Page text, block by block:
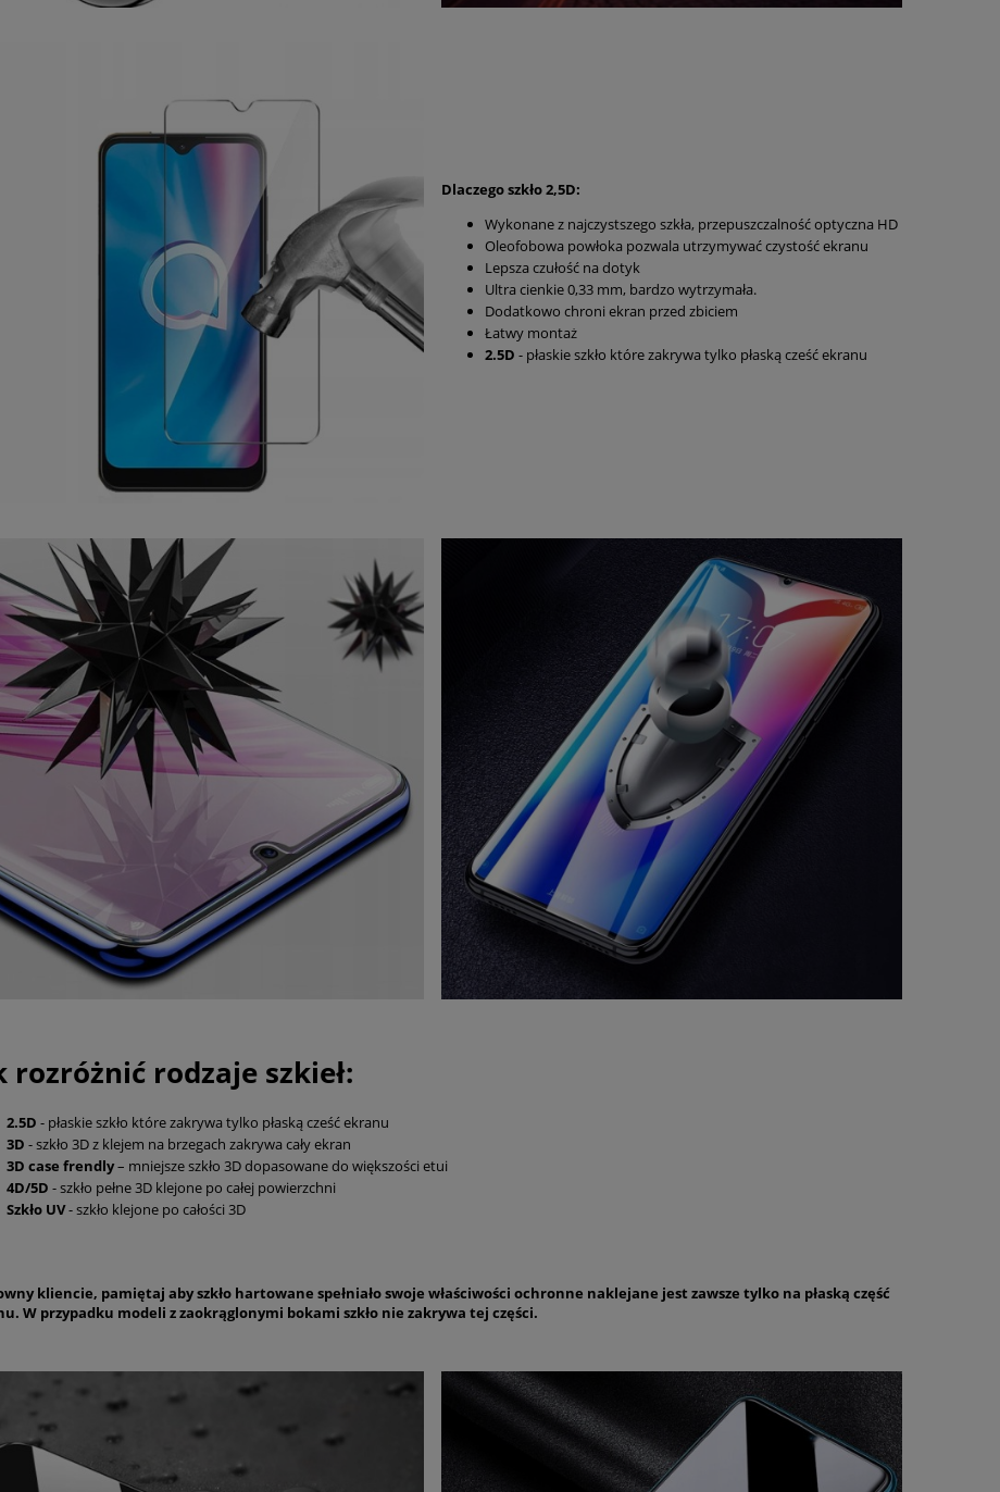
Dlaczego szkło 2,5D:
Wykonane z najczystszego szkła, przepuszczalność optyczna HD
Oleofobowa powłoka pozwala utrzymywać czystość ekranu
Lepsza czułość na dotyk
Ultra cienkie 0,33 mm, bardzo wytrzymała.
Dodatkowo chroni ekran przed zbiciem
Łatwy montaż
2.5D - płaskie szkło które zakrywa tylko płaską cześć ekranu
rozróżnić rodzaje szkieł:
2.5D - płaskie szkło które zakrywa tylko płaską cześć ekranu
3D - szkło 3D z klejem na brzegach zakrywa cały ekran
3D case frendly– mniejsze szkło 3D dopasowane do większości etui
4D/5D - szkło pełne 3D klejone po całej powierzchni
Szkło UV- szkło klejone po całości 3D
kliencie, pamiętaj aby szkło hartowane spełniało swoje właściwości ochronne naklejane jest zawsze tylko na płaską część
W przypadku modeli z zaokrąglonymi bokami szkło nie zakrywa tej części.